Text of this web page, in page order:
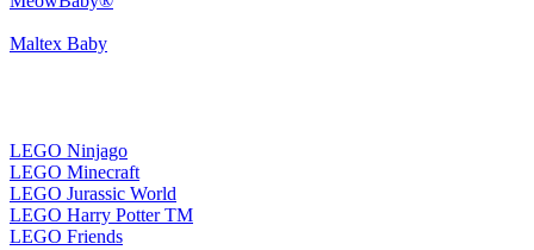
Maltex Baby
LEGO Ninjago
LEGO Minecraft
LEGO Jurassic World
LEGO Harry Potter TM
LEGO Friends